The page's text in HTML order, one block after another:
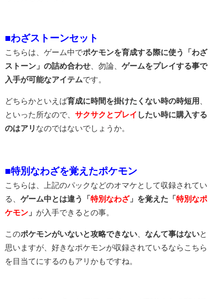
■わざストーンセット
こちらは、ゲーム中でポケモンを育成する際に使う「わざ
ストーン」の詰め合わせ 、勿論、 ゲームをプレイする事で
入手が可能なアイテムです。
どちらかといえば育成に時間を掛けたくない時の時短用
といった所なので、 サクサクとプレイ したい時に購入する
のはアリ なのではないでしょうか。
■特別なわざを覚えたポケモン
こちらは、上記のパックなどのオマケとして収録されてい
る、 ゲーム中とは違う「 特別なわざ」を覚えた「 特別なポ
ケモン 」 が入手できるとの事。
このポケモンがいないと攻略できない なんて事はないと
思いますが、好きなポケモンが収録されているならこちら
を目当てにするのもアリかもですね。